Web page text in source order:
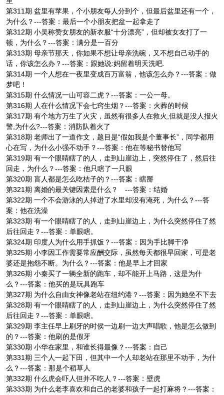
第311期 盆里有苹果，个小朋友每人分到个，但最后盆里还有一个，
为什么？---答案：最后一个小朋友把盆一起拿走了
第312期 小吴称赞女朋友的新衣服“十分漂亮”，但却被女友打了一
顿，为什么？---答案：满分是一百分
第313期 母亲节那天，你如果不想让母亲洗碗，又不想自己动手的
话，你该怎么办？---答案：跟她说:妈留着明天洗吧.
第314期 一个人想在一夜里变成百万富翁，他该怎么办？---答案：做
梦吧！
第315期 什么情况一山可容二虎？---答案：一公一母。
第316期 人在什么情况下会七窍生烟？---答案：火葬的时候
第317期 有个地方万生了火灾，虽然有很多人在救火,但就是没人报火
警,为什么?---答案：消防队着火了
第318期 老师出了一道作文，题目是“假如我是个董事长”，同学都用
心在写，为什么小强不动手？---答案：他在等秘书替他写
第319期 有一个眼睛瞎了的人，走到山崖边上，突然停住了，然后往
回走，为什么？---答案：他只瞎了一只眼
第320期 盲人都是怎么吃桔子的？---答案：瞎掰
第321期 离婚的最关键因素是什么？ ---答案：结婚
第322期 一个不会游泳的人掉进了水里却没有淹死，为什么？---答
案：他在洗澡
第323期 有一个眼睛瞎了的人，走到山崖边上，为什么突然停住了然
后往回走？---答案：单眼瞎。
第324期 印度人为什么用手抓饭？---答案：因为手比脚干净
第325期 小李因工作需要常应酬交际，虽然每天都很早回家，可是老
婆还是抱怨不断。为什么？---答案：他是早上才回家
第326期 小秦买了一辆全新的跑车，却不能开上马路，这是为什
么？---答案：他买的是玩具跑车
第327期 为什么自由女神像老站在纽约港？---答案：因为她坐不下去
第328期 有一个眼睛瞎了的人，走到山崖边上，为什么突然停住了然
后往回走？---答案：单眼瞎。
第329期 李主任早上刷牙的时侯一边刷一边大声唱歌，他是怎么做到
的？---答案：他刷的是假牙
第330期 小华在家里，和谁长得最像？---答案：自己
第331期 三个人一起下田，但其中一个人却老站在那里不动手，为什
么？---答案：那是个稻草人
第332期 什么虎会吓人但并不吃人？---答案：壁虎
第333期 为什么老李喜欢和自己的老婆和孩子一起打麻将？---答案：